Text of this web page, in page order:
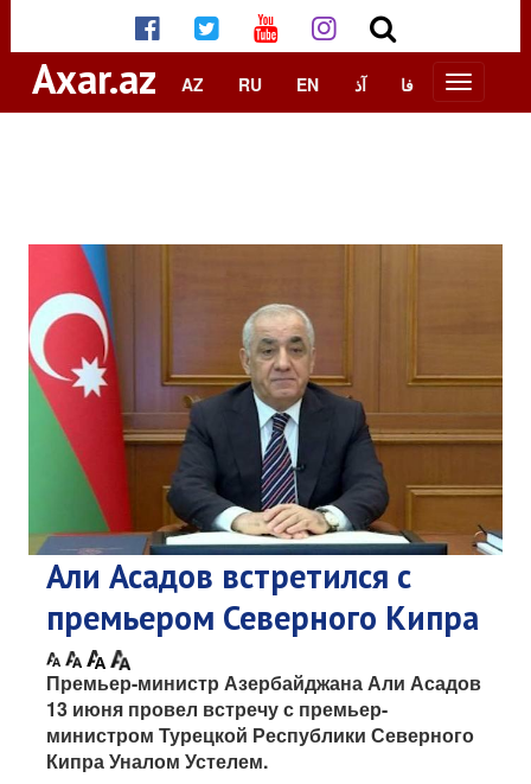
Axar.az AZ RU EN آذ فا
Али Асадов встретился с
премьером Северного Кипра
Премьер-министр Азербайджана Али Асадов
13 июня провел встречу с премьер-
министром Турецкой Республики Северного
Кипра Уналом Устелем.